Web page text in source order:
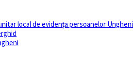
local de evidenţa persoanelor Ungheni